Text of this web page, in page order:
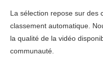
La sélection repose sur des
classement automatique.
la qualité de la vidéo
communauté.